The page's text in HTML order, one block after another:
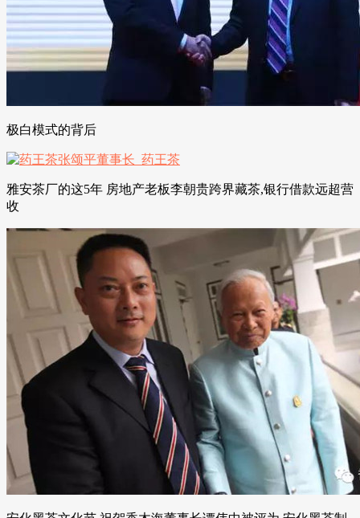
极白模式的背后
雅安茶厂的这5年 房地产老板李朝贵跨界藏茶,银行借款远超营
收